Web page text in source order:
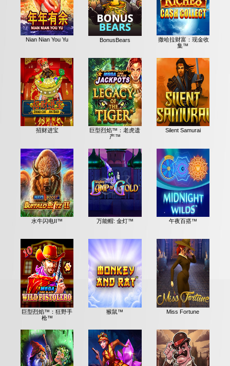
Nian Nian You Yu BonusBears
撒哈拉财富：现金收
集™
招财进宝
巨型烈焰™：老虎遗
产™
Silent Samurai
水牛闪电II™ 万能帽: 金灯™ 午夜百搭™
巨型烈焰™：狂野手
枪™
猴鼠™ Miss Fortune